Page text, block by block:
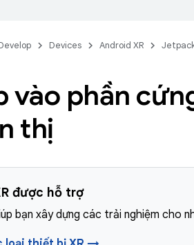
Devices Android XR
vào phần
thị
được hỗ trợ
bạn xây dựng các trải nghiệm cho